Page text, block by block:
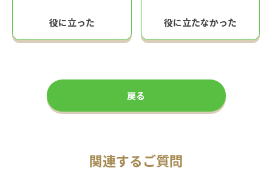
役に立った 役に立たなかった
戻る
関連するご質問